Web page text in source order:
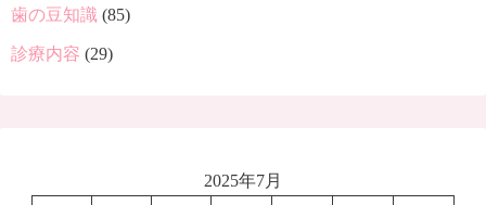
歯の豆知識 (85)
診療内容 (29)
2025年7月